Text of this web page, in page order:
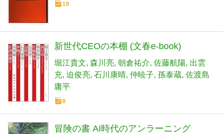
19
新世代CEOの本棚 (文春e-book)
堀江貴文 森川亮 朝倉祐介 佐藤航陽 出雲
充 迫俊亮 石川康晴 仲暁子 孫泰蔵 佐渡島
庸平
8
冒険の書 AI時代のアンラーニング